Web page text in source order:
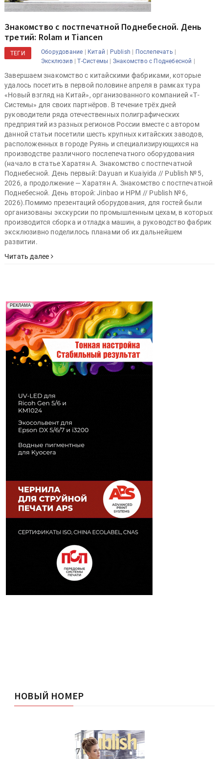
Знакомство с постпечатной Поднебесной. День
третий: Rolam и Tiancen
ТЕГИ Оборудование | Китай | Publish | Послепечать |
Эксклюзив|Т-Системы | Знакомство с Поднебесной |
Завершаем знакомство с китайскими фабриками, которые
удалось посетить в первой половине апреля в рамках тура
«Новый взгляд на Китай», организованного компанией «Т-
Системы» для своих партнёров. В течение трёх дней
руководители ряда отечественных полиграфических
предприятий из разных регионов России вместе с автором
данной статьи посетили шесть крупных китайских заводов,
расположенных в городе Руянь и специализирующихся на
производстве различного послепечатного оборудования
(начало в статье Харатян А. Знакомство с постпечатной
Поднебесной. День первый: Dayuan и Kuaiyida // Publish № 5,
2026, а продолжение — Харатян А. Знакомство с постпечатной
Поднебесной. День второй: Jinbao и HPM // Publish № 6,
2026).Помимо презентаций оборудования, для гостей были
организованы экскурсии по промышленным цехам, в которых
производится сборка и отладка машин, а руководство фабрик
эксклюзивно поделилось планами об их дальнейшем
развитии.
Читать далее
РЕКЛАМА
Реклама. Рекламодатель ООО "Передовые Системы
Печати" erid: 2SDnjd2d4Qz
НОВЫЙ НОМЕР